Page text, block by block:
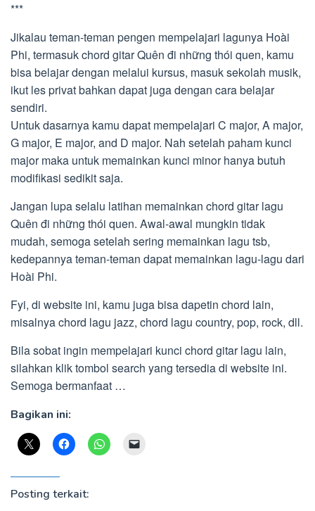
***
Jikalau teman-teman pengen mempelajari lagunya Hoài
Phi, termasuk chord gitar Quên đi những thói quen, kamu
bisa belajar dengan melalui kursus, masuk sekolah musik,
ikut les privat bahkan dapat juga dengan cara belajar
sendiri.
Untuk dasarnya kamu dapat mempelajari C major, A major,
G major, E major, and D major. Nah setelah paham kunci
major maka untuk memainkan kunci minor hanya butuh
modifikasi sedikit saja.
Jangan lupa selalu latihan memainkan chord gitar lagu
Quên đi những thói quen. Awal-awal mungkin tidak
mudah, semoga setelah sering memainkan lagu tsb,
kedepannya teman-teman dapat memainkan lagu-lagu dari
Hoài Phi.
Fyi, di website ini, kamu juga bisa dapetin chord lain,
misalnya chord lagu jazz, chord lagu country, pop, rock, dll.
Bila sobat ingin mempelajari kunci chord gitar lagu lain,
silahkan klik tombol search yang tersedia di website ini.
Semoga bermanfaat …
Bagikan ini:
Posting terkait: